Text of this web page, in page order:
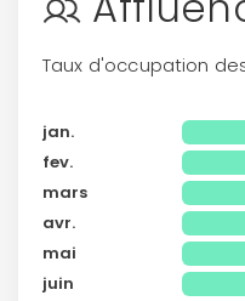
Taux d'occupation
jan.
fev.
mars
avr.
mai
juin